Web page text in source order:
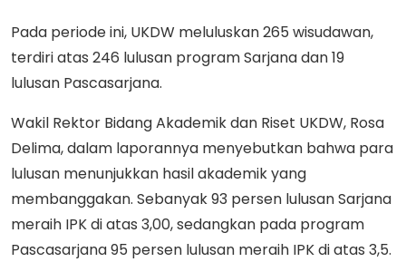
Pada periode ini, UKDW meluluskan 265 wisudawan,
terdiri atas 246 lulusan program Sarjana dan 19
lulusan Pascasarjana.
Wakil Rektor Bidang Akademik dan Riset UKDW, Rosa
Delima, dalam laporannya menyebutkan bahwa para
lulusan menunjukkan hasil akademik yang
membanggakan. Sebanyak 93 persen lulusan Sarjana
meraih IPK di atas 3,00, sedangkan pada program
Pascasarjana 95 persen lulusan meraih IPK di atas 3,5.